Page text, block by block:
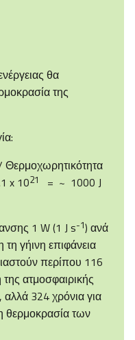
θα
της
x 1021
= ~ 1000 J
1 W (1 J s-1) ανά
γήινη επιφάνεια
περίπου 116
ατμοσφαιρικής
αλλά 324 χρόνια για
θερμοκρασία των